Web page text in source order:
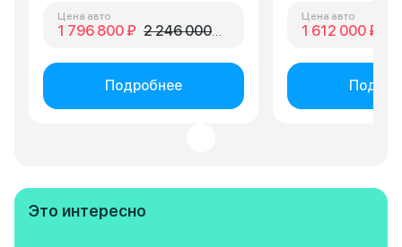
Цена авто
1 796 800 ₽ 2 246 000 ₽
Подробнее
Цена авто
1 612 000 ₽
Это интересно